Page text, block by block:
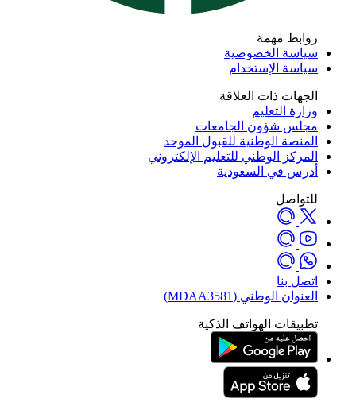
روابط مهمة
سياسة الخصوصية
سياسة الإستخدام
الجهات ذات العلاقة
وزارة التعليم
مجلس شؤون الجامعات
المنصة الوطنية للقبول الموحد
المركز الوطني للتعليم الإلكتروني
أدرس في السعودية
للتواصل
اتصل بنا
العنوان الوطني (MDAA3581)
تطبيقات الهواتف الذكية